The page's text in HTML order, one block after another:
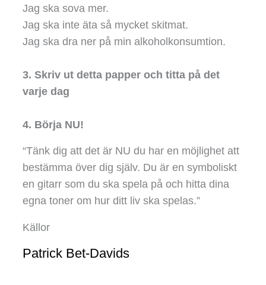
Jag ska sova mer.
Jag ska inte äta så mycket skitmat.
Jag ska dra ner på min alkoholkonsumtion.
3. Skriv ut detta papper och titta på det
varje dag
4. Börja NU!
“Tänk dig att det är NU du har en möjlighet att
bestämma över dig själv. Du är en symboliskt
en gitarr som du ska spela på och hitta dina
egna toner om hur ditt liv ska spelas.”
Källor
Patrick Bet-Davids